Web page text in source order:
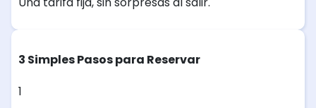
3 Simples Pasos para Reservar
1